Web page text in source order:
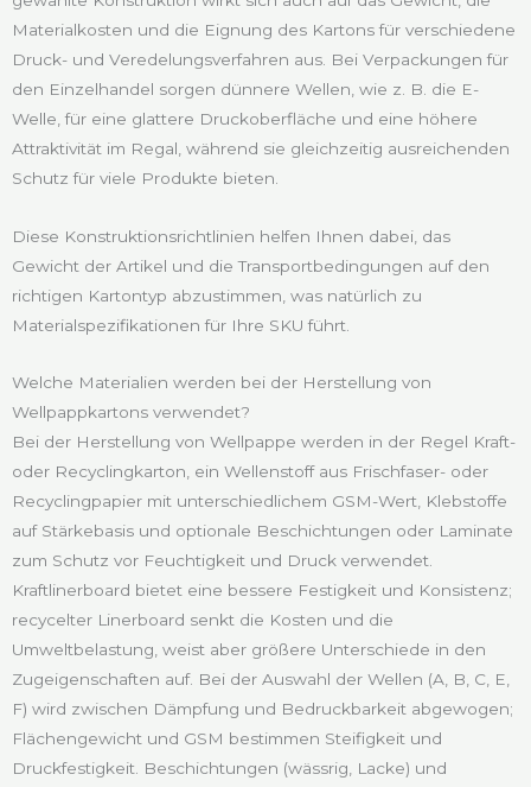
Materialkosten und die Eignung des Kartons für verschiedene
Druck- und Veredelungsverfahren aus. Bei Verpackungen für
den Einzelhandel sorgen dünnere Wellen, wie z. B. die E-
Welle, für eine glattere Druckoberfläche und eine höhere
Attraktivität im Regal, während sie gleichzeitig ausreichenden
Schutz für viele Produkte bieten.
Diese Konstruktionsrichtlinien helfen Ihnen dabei, das
Gewicht der Artikel und die Transportbedingungen auf den
richtigen Kartontyp abzustimmen, was natürlich zu
Materialspezifikationen für Ihre SKU führt.
Welche Materialien werden bei der Herstellung von
Wellpappkartons verwendet?
Bei der Herstellung von Wellpappe werden in der Regel Kraft-
oder Recyclingkarton, ein Wellenstoff aus Frischfaser- oder
Recyclingpapier mit unterschiedlichem GSM-Wert, Klebstoffe
auf Stärkebasis und optionale Beschichtungen oder Laminate
zum Schutz vor Feuchtigkeit und Druck verwendet.
Kraftlinerboard bietet eine bessere Festigkeit und Konsistenz;
recycelter Linerboard senkt die Kosten und die
Umweltbelastung, weist aber größere Unterschiede in den
Zugeigenschaften auf. Bei der Auswahl der Wellen (A, B, C, E,
F) wird zwischen Dämpfung und Bedruckbarkeit abgewogen;
Flächengewicht und GSM bestimmen Steifigkeit und
Druckfestigkeit. Beschichtungen (wässrig, Lacke) und